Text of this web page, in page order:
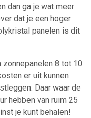
dan ga je wat meer
dat je een hoger
panelen is dit
8 tot 10
er uit kunnen
Daar waar de
hebben van ruim 25
je kunt behalen!